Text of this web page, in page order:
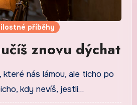
příběhy
znovu dýchat
nás lámou, ale ticho po
kdy nevíš, jestli…